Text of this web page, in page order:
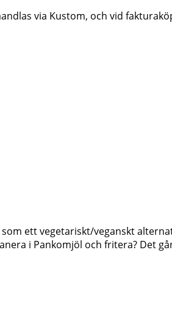
via Kustom, och vid
ett vegetariskt/veganskt
i Pankomjöl och fritera? Det